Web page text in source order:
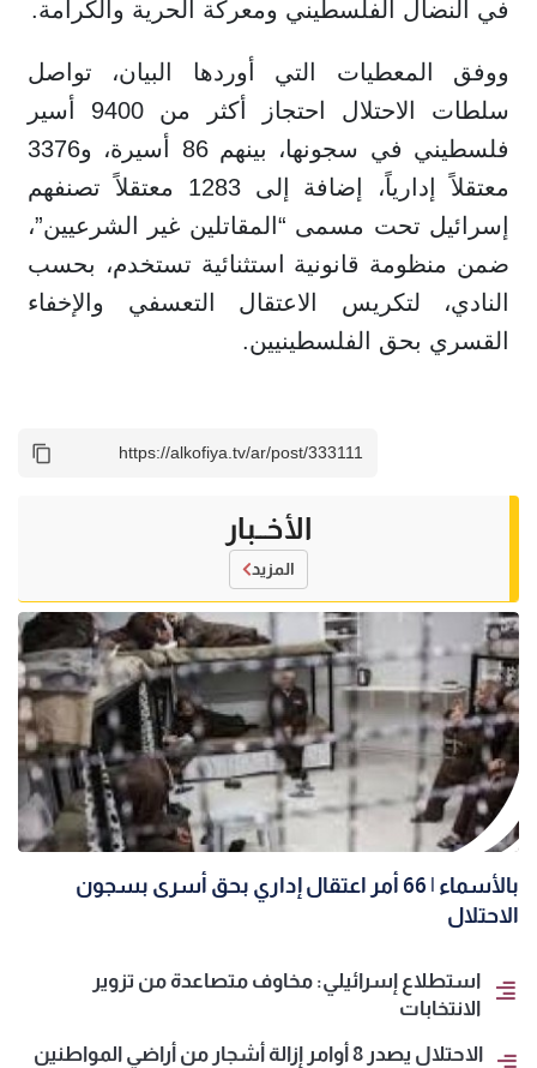
في النضال الفلسطيني ومعركة الحرية والكرامة.
ووفق المعطيات التي أوردها البيان، تواصل
سلطات الاحتلال احتجاز أكثر من 9400 أسير
فلسطيني في سجونها، بينهم 86 أسيرة، و3376
معتقلاً إدارياً، إضافة إلى 1283 معتقلاً تصنفهم
إسرائيل تحت مسمى “المقاتلين غير الشرعيين”،
ضمن منظومة قانونية استثنائية تستخدم، بحسب
النادي، لتكريس الاعتقال التعسفي والإخفاء
القسري بحق الفلسطينيين.
الأخــبار
المزيد
بالأسماء | 66 أمر اعتقال إداري بحق أسرى بسجون
الاحتلال
استطلاع إسرائيلي: مخاوف متصاعدة من تزوير
الانتخابات
الاحتلال يصدر 8 أوامر إزالة أشجار من أراضي المواطنين